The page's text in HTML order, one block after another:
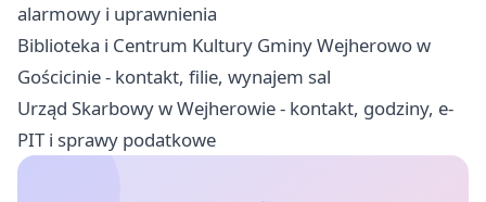
alarmowy i uprawnienia
Biblioteka i Centrum Kultury Gminy Wejherowo w
Gościcinie - kontakt, filie, wynajem sal
Urząd Skarbowy w Wejherowie - kontakt, godziny, e-
PIT i sprawy podatkowe